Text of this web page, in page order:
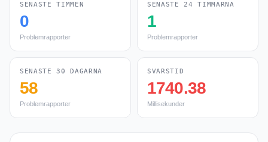
SENASTE TIMMEN
0
Problemrapporter
SENASTE 24 TIMMARNA
1
Problemrapporter
SENASTE 30 DAGARNA
58
Problemrapporter
SVARSTID
1740.38
Millisekunder